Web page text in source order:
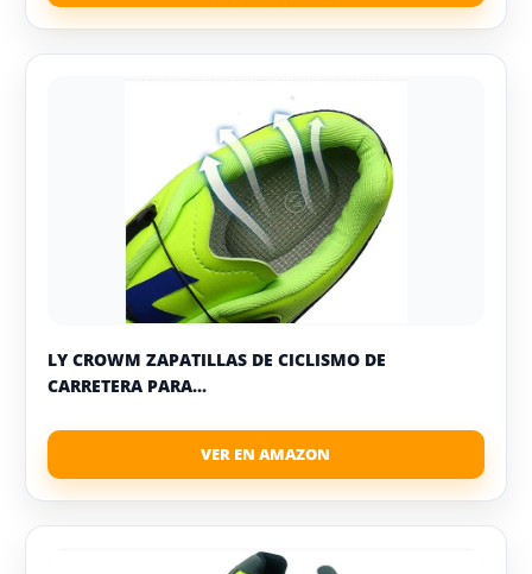
LY CROWM ZAPATILLAS DE CICLISMO DE
CARRETERA PARA...